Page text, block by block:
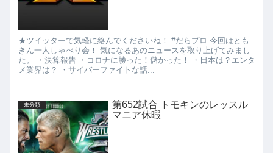
★ツイッターで気軽に絡んでくださいね！ #だらプロ 今回はとも
きん一人しゃべり会！ 気になるあのニュースを取り上げてみまし
た。 ・決算報告 ・コロナに勝った！儲かった！ ・日本は？エンタ
メ業界は？ ・サイバーファイトな話...
未分類
第652試合 トモキンのレッスル
マニア休暇